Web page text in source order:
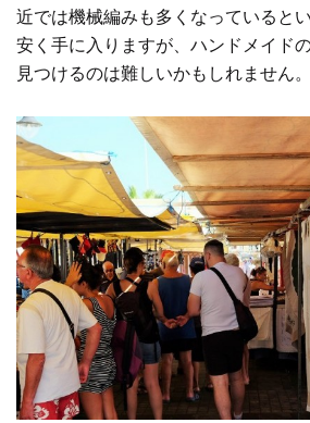
近では機械編みも多くなっていると
安く手に入りますが、ハンドメイド
見つけるのは難しいかもしれません。